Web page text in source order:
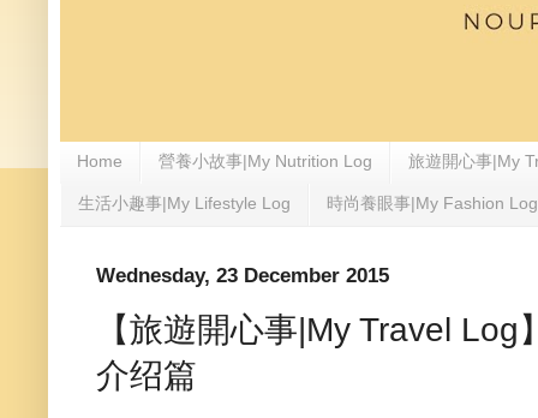
Home 營養小故事|My Nutrition Log 旅遊開心事|My
生活小趣事|My Lifestyle Log 時尚養眼事|My Fashion Log
Wednesday, 23 December 2015
【旅遊開心事|My Travel
介绍篇